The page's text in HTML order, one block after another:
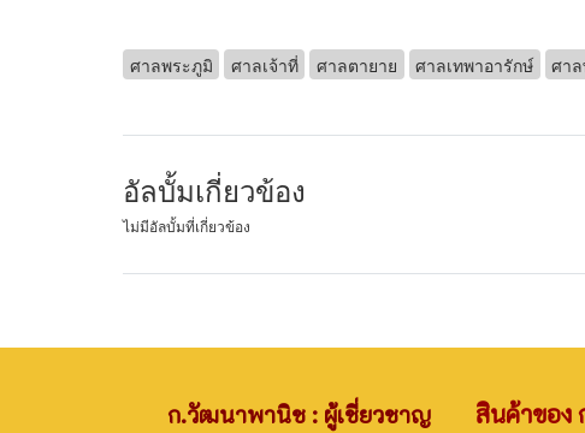
ศาลพระภูมิ ศาลเจ้าที่ ศาลตายาย ศาลเทพาอารักษ์ ศา
อัลบั้มเกี่ยวข้อง
ไม่มีอัลบั้มที่เกี่ยวข้อง
ก.วัฒนาพานิช : ผู้เชี่ยวชาญ
สินค้าของ